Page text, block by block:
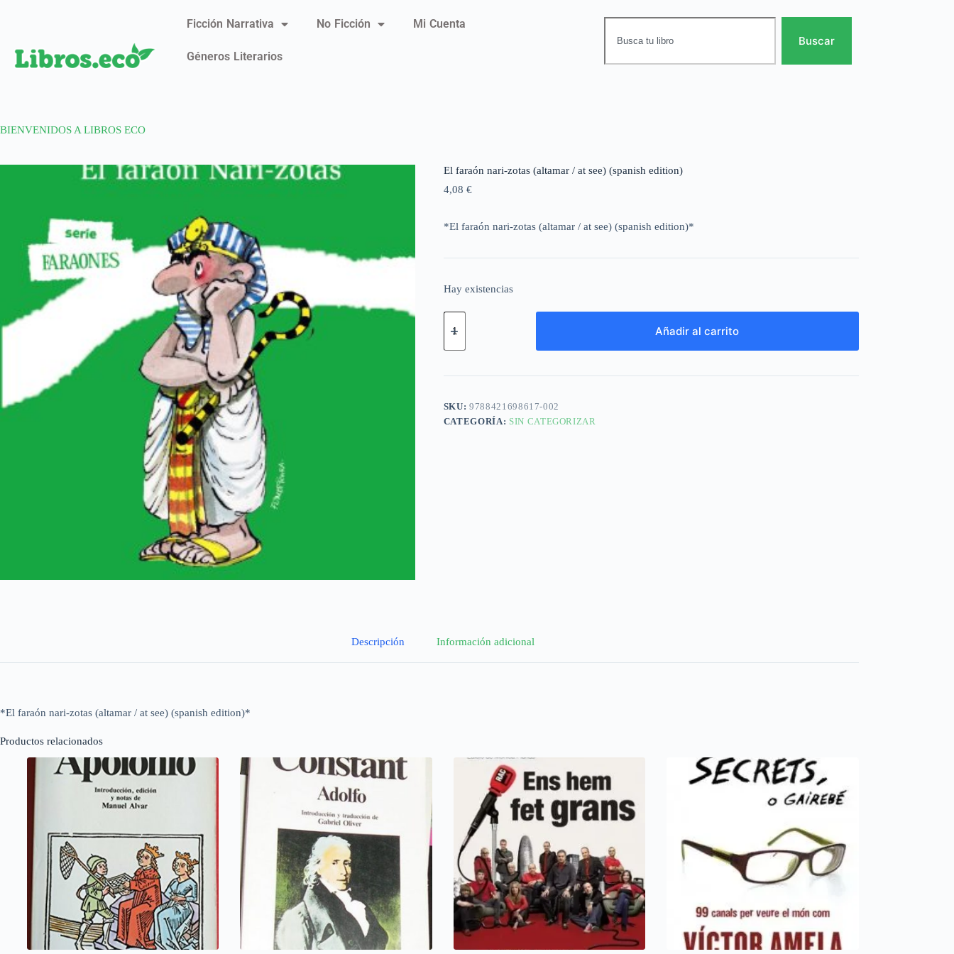
Ficción Narrativa No Ficción Mi Cuenta
Géneros Literarios
Buscar
BIENVENIDOS A LIBROS ECO
El faraón nari-zotas (altamar / at see) (spanish edition)
4,08 €
*El faraón nari-zotas (altamar / at see) (spanish edition)*
Hay existencias
Añadir al carrito
SKU:9788421698617-002
CATEGORÍA: SIN CATEGORIZAR
Descripción Información adicional
*El faraón nari-zotas (altamar / at see) (spanish edition)*
Productos relacionados